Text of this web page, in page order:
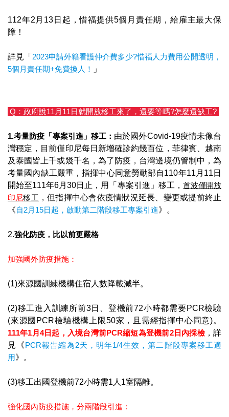
112年2月13日起，惜福提供5個月責任期，給雇主最大保
障！
詳見「 2023申請外籍看護仲介費多少?惜福人力費用公開透明，
5個月責任期+免費換人！
」
Q：政府說11月11日就開放移工來了，還要等嗎?怎麼還缺工?
1.考量防疫「專案引進」移工： 由於國外Covid-19疫情未像台
灣穩定，目前僅印尼每日新增確診約幾百位，菲律賓、越南
及泰國皆上千或幾千名，為了防疫，台灣邊境仍管制中，為
考量國內缺工嚴重，指揮中心同意勞動部自110年11月11日
開始至111年6月30日止，用「專案引進」移工， 首波僅開放
印尼移工 ，但指揮中心會依疫情狀況延長、變更或提前終止
《自2月15日起，啟動第二階段移工專案引進》。
2.強化防疫，比以前更嚴格
加強國外防疫措施：
(1)來源國訓練機構住宿人數降載減半。
(2)移工進入訓練所前3日、登機前72小時都需要PCR檢驗
(來源國PCR檢驗機構上限50家，且需經指揮中心同意)。
111年1月4日起，入境台灣前PCR縮短為登機前2日內採檢，詳
見《PCR報告縮為2天，明年1/4生效，第二階段專案移工適
用》。
(3)移工出國登機前72小時需1人1室隔離。
強化國內防疫措施，分兩階段引進：